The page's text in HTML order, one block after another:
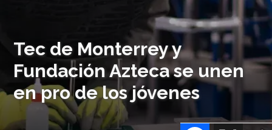
Tec de Monterrey y
Fundación Azteca se unen
en pro de los jóvenes
X
Facebook